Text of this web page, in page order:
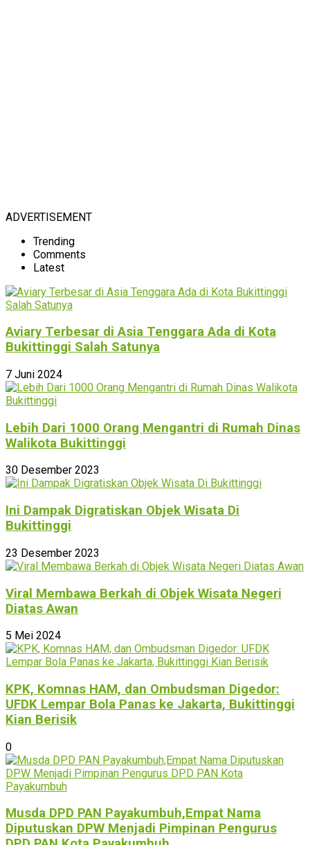
ADVERTISEMENT
Trending
Comments
Latest
Aviary Terbesar di Asia Tenggara Ada di Kota
Bukittinggi Salah Satunya
7 Juni 2024
Lebih Dari 1000 Orang Mengantri di Rumah Dinas
Walikota Bukittinggi
30 Desember 2023
Ini Dampak Digratiskan Objek Wisata Di
Bukittinggi
23 Desember 2023
Viral Membawa Berkah di Objek Wisata Negeri
Diatas Awan
5 Mei 2024
KPK, Komnas HAM, dan Ombudsman Digedor:
UFDK Lempar Bola Panas ke Jakarta, Bukittinggi
Kian Berisik
0
Musda DPD PAN Payakumbuh,Empat Nama
Diputuskan DPW Menjadi Pimpinan Pengurus